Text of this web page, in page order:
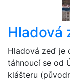
Hladová
Hladová zeď je
táhnoucí se od
klášteru